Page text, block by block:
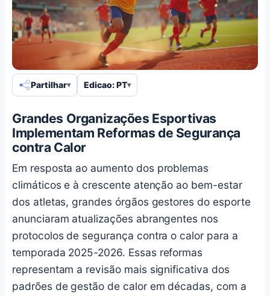
Partilhar Edicao: PT
Grandes Organizações Esportivas
Implementam Reformas de Segurança
contra Calor
Em resposta ao aumento dos problemas
climáticos e à crescente atenção ao bem-estar
dos atletas, grandes órgãos gestores do esporte
anunciaram atualizações abrangentes nos
protocolos de segurança contra o calor para a
temporada 2025-2026. Essas reformas
representam a revisão mais significativa dos
padrões de gestão de calor em décadas, com a